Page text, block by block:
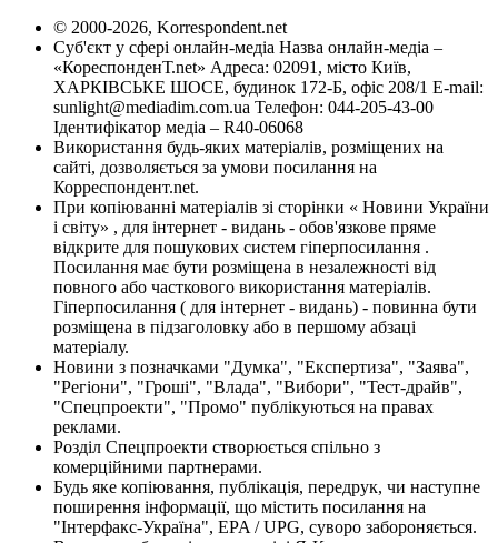
© 2000-2026, Korrespondent.net
Суб'єкт у сфері онлайн-медіа Назва онлайн-медіа –
«КореспонденТ.net» Адреса: 02091, місто Київ,
ХАРКІВСЬКЕ ШОСЕ, будинок 172-Б, офіс 208/1 E-mail:
sunlight@mediadim.com.ua Телефон: 044-205-43-00
Ідентифікатор медіа – R40-06068
Використання будь-яких матеріалів, розміщених на
сайті, дозволяється за умови посилання на
Корреспондент.net.
При копіюванні матеріалів зі сторінки « Новини України
і світу» , для інтернет - видань - обов'язкове пряме
відкрите для пошукових систем гіперпосилання .
Посилання має бути розміщена в незалежності від
повного або часткового використання матеріалів.
Гіперпосилання ( для інтернет - видань) - повинна бути
розміщена в підзаголовку або в першому абзаці
матеріалу.
Новини з позначками "Думка", "Експертиза", "Заява",
"Регіони", "Гроші", "Влада", "Вибори", "Тест-драйв",
"Спецпроекти", "Промо" публікуються на правах
реклами.
Розділ Спецпроекти створюється спільно з
комерційними партнерами.
Будь яке копіювання, публікація, передрук, чи наступне
поширення інформації, що містить посилання на
"Інтерфакс-Україна", EPA / UPG, суворо забороняється.